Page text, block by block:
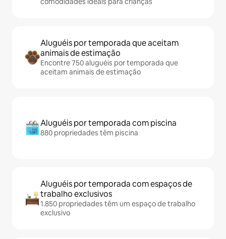
Aluguéis por temporada que aceitam
animais de estimação
Encontre 750 aluguéis por temporada que
aceitam animais de estimação
Aluguéis por temporada com piscina
880 propriedades têm piscina
Aluguéis por temporada com espaços de
trabalho exclusivos
1.850 propriedades têm um espaço de trabalho
exclusivo